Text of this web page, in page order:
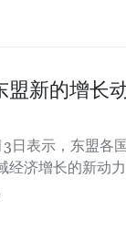
新的增长
日表示，东盟各
经济增长的新动